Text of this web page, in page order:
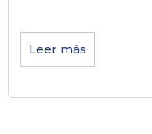
Leer más